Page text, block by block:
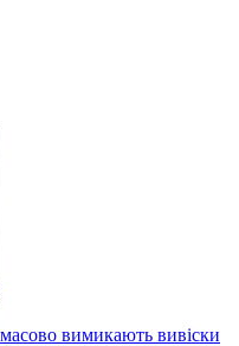
масово вимикають вивіски